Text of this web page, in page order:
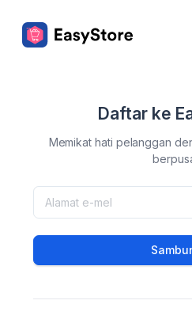
Daftar ke
Memikat hati pelanggan